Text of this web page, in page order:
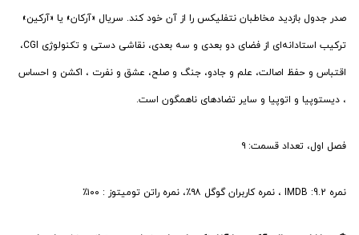
صدر جدول بازدید مخاطبان نتفلیکس را از آن خود کند. سریال «آرکان» یا «آرکین»
ترکیب استادانه‌ای از فضای دو بعدی و سه بعدی، نقاشی دستی و تکنولوژی CGI،
اقتباس و حفظ اصالت، علم و جادو، جنگ و صلح، عشق و نفرت ، اکشن و احساس
، دیستوپیا و اتوپیا و سایر تضادهای ناهمگون است.
فصل اول، تعداد قسمت: ۹
نمره IMDB :9.2 ، نمره کاربران گوگل ۹۸٪، نمره راتن تومیتوز : ۱۰۰٪